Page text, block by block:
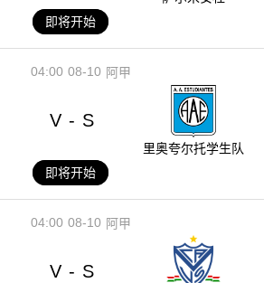
即将开始
08-10
04:00 阿甲
V - S
里奥夸尔托学生队
即将开始
08-10
04:00 阿甲
V - S